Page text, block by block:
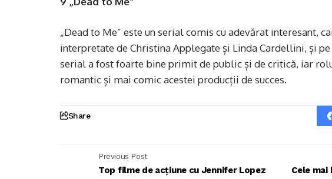
„Dead to Me” este un serial comis cu adevărat interesant,
interpretate de Christina Applegate și Linda Cardellini, și
serial a fost foarte bine primit de public și de critică, iar
romantic și mai comic acestei producții de succes.
Share
Previous Post
Top filme de acțiune cu Jennifer Lopez Cele mai